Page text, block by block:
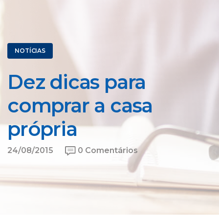
NOTÍCIAS
Dez dicas para
comprar a casa
própria
24/08/2015 0 Comentários